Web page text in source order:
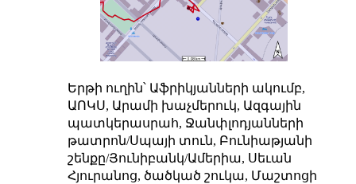
Երթի ուղին՝ Աֆրիկյանների ակումբ,
ԱՈԿՍ, Արամի խաչմերուկ, Ազգային
պատկերասրահ, Ջանփլոդյանների
թատրոն/Սպայի տուն, Բունիաթյանի
շենքը/Յունիբանկ/Ամերիա, Սեւան
Հյուրանոց, ծածկած շուկա, Մաշտոցի